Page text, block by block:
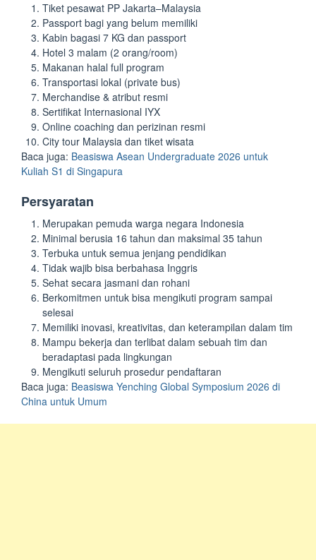
Tiket pesawat PP Jakarta–Malaysia
Passport bagi yang belum memiliki
Kabin bagasi 7 KG dan passport
Hotel 3 malam (2 orang/room)
Makanan halal full program
Transportasi lokal (private bus)
Merchandise & atribut resmi
Sertifikat Internasional IYX
Online coaching dan perizinan resmi
City tour Malaysia dan tiket wisata
Baca juga: Beasiswa Asean Undergraduate 2026 untuk
Kuliah S1 di Singapura
Persyaratan
Merupakan pemuda warga negara Indonesia
Minimal berusia 16 tahun dan maksimal 35 tahun
Terbuka untuk semua jenjang pendidikan
Tidak wajib bisa berbahasa Inggris
Sehat secara jasmani dan rohani
Berkomitmen untuk bisa mengikuti program sampai
selesai
Memiliki inovasi, kreativitas, dan keterampilan dalam tim
Mampu bekerja dan terlibat dalam sebuah tim dan
beradaptasi pada lingkungan
Mengikuti seluruh prosedur pendaftaran
Baca juga: Beasiswa Yenching Global Symposium 2026 di
China untuk Umum